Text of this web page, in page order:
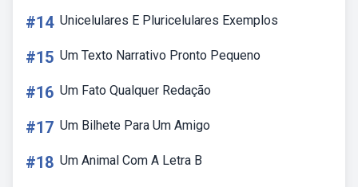
#14 Unicelulares E Pluricelulares Exemplos
#15 Um Texto Narrativo Pronto Pequeno
#16 Um Fato Qualquer Redação
#17 Um Bilhete Para Um Amigo
#18 Um Animal Com A Letra B